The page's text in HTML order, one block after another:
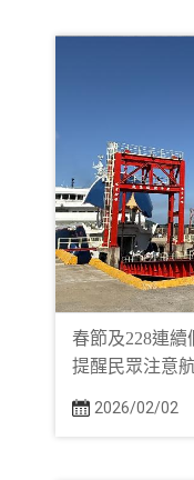
春節及228連
提醒民眾注意
2026/02/02